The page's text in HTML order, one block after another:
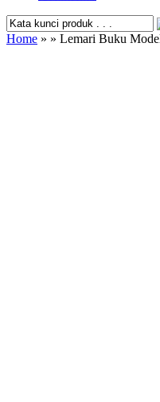
Home » » Lemari Buku